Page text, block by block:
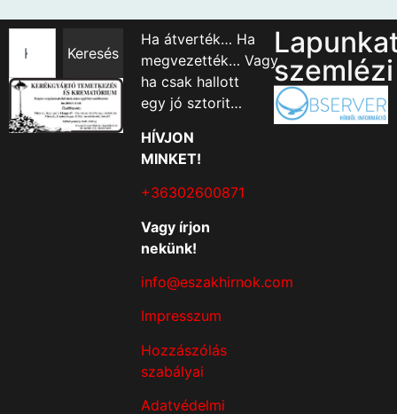
Keresés
Ha átverték… Ha
megvezették… Vagy
ha csak hallott
egy jó sztorit…
HÍVJON
MINKET!
+36302600871
Vagy írjon
nekünk!
info@eszakhirnok.com
Impresszum
Hozzászólás
szabályai
Adatvédelmi
szemlézi